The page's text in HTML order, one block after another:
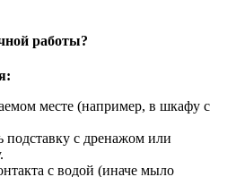
работы?
месте (например, в шкафу с
подставку с дренажом или
с водой (иначе мыло